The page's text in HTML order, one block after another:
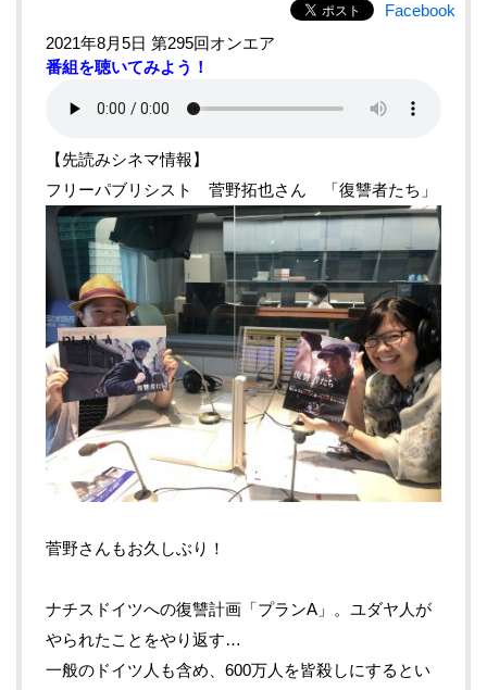
Facebook
2021年8月5日 第295回オンエア
番組を聴いてみよう！
【先読みシネマ情報】
フリーパブリシスト 菅野拓也さん 「復讐者たち」
菅野さんもお久しぶり！
ナチスドイツへの復讐計画「プランA」。ユダヤ人が
やられたことをやり返す…
一般のドイツ人も含め、600万人を皆殺しにするとい